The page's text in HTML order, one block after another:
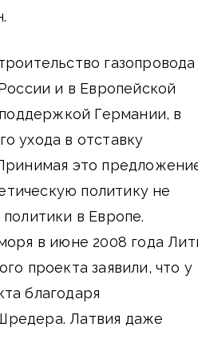
газопровода
и в Европейской
Германии, в
ухода в отставку
это
политику не
в Европе.
в июне 2008 года
проекта заявили, что у
благодаря
Латвия даже